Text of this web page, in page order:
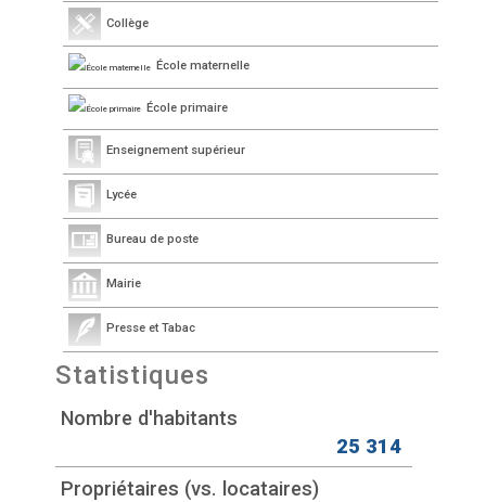
Collège
École maternelle
École primaire
Enseignement supérieur
Lycée
Bureau de poste
Mairie
Presse et Tabac
Statistiques
Nombre d'habitants
25 314
Propriétaires (vs. locataires)